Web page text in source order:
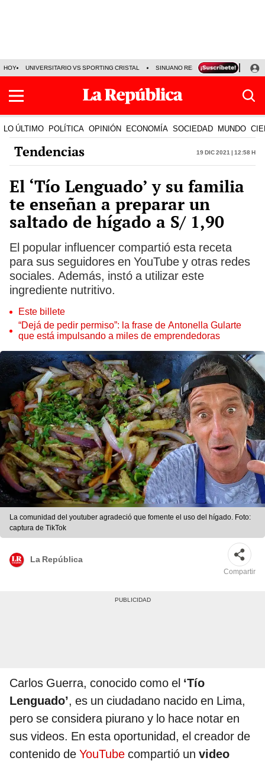
HOY UNIVERSITARIO VS SPORTING CRISTAL SINUANO RESULTADOS HOY
LO ÚLTIMO POLÍTICA OPINIÓN ECONOMÍA SOCIEDAD MUNDO
Tendencias 19 Dic 2021 | 12:58 h
El ‘Tío Lenguado’ y su familia
te enseñan a preparar un
saltado de hígado a S/ 1,90
El popular influencer compartió esta receta
para sus seguidores en YouTube y otras redes
sociales. Además, instó a utilizar este
ingrediente nutritivo.
Este billete
“Dejá de pedir permiso”: la frase de Antonella Gularte
que está impulsando a miles de emprendedoras
La comunidad del youtuber agradeció que fomente el uso del hígado. Foto:
captura de TikTok
La República
Compartir
Carlos Guerra, conocido como el ‘Tío
Lenguado’, es un ciudadano nacido en Lima,
pero se considera piurano y lo hace notar en
sus videos. En esta oportunidad, el creador de
contenido de YouTube compartió un video